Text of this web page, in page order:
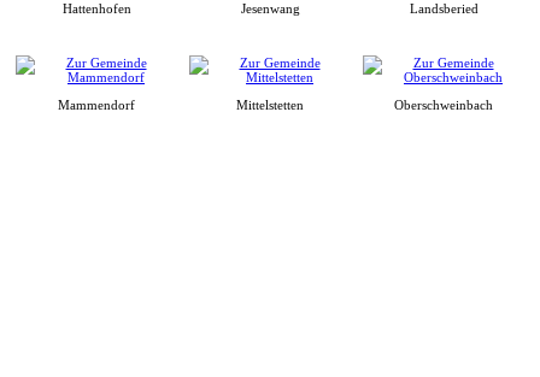
Hattenhofen Jesenwang Landsberied
Mammendorf Mittelstetten Oberschweinbach